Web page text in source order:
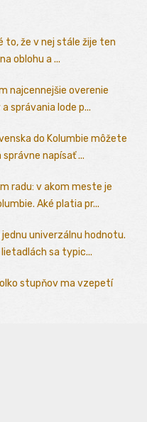
to, že v nej stále žije ten
oblohu a ...
najcennejšie overenie
správania lode p...
do Kolumbie môžete
napísať ...
radu: v akom meste je
Aké platia pr...
univerzálnu hodnotu.
sa typic...
stupňov ma vzepetí